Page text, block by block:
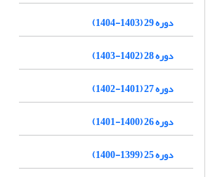
دوره 29 (1403-1404)
دوره 28 (1402-1403)
دوره 27 (1401-1402)
دوره 26 (1400-1401)
دوره 25 (1399-1400)